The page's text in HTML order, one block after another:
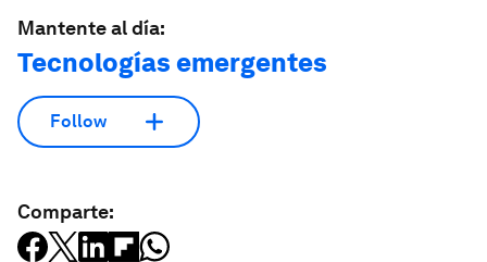
Mantente al día:
Tecnologías emergentes
Follow
Comparte: